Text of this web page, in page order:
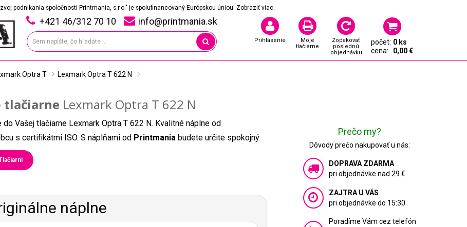
podnikania spoločnosti Printmania, s.r.o." je spolufinancovaný Európskou úniou. Zobraziť viac.
+421 46/312 70 10 info@printmania.sk
Prihlásenie
Moje
tlačiarne
Zopakovať
poslednú
objednávku
počet: 0 ks
cena:
0,00 €
Optra T Lexmark Optra T 622 N
tlačiarne Lexmark Optra T 622 N
Vašej tlačiarne Lexmark Optra T 622 N. Kvalitné náplne od
s certifikátmi ISO. S náplňami od Printmania budete určite spokojný.
náplne
Prečo my?
Dôvody prečo nakupovať u nás:
DOPRAVA ZDARMA
pri objednávke nad 29 €
ZAJTRA U VÁS
pri objednávke do 15:30
Poradíme Vám cez telefón